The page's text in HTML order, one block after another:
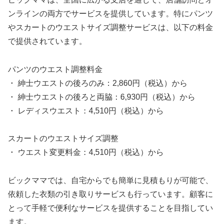
ンラインの両方でサービスを提供しています。特にパンツ
やスカートのウエストサイズ調整サービスは、以下の料金
で提供されています。
パンツのウエスト調整料金
・ 紳士ウエストの後ろのみ：2,860円（税込）から
・ 紳士ウエストの後ろと両脇：6,930円（税込）から
・ レディスウエスト：4,510円（税込）から
スカートのウエストサイズ調整
・ ウエスト変更料金：4,510円（税込）から
ビックママでは、自宅からでも簡単に見積もりが可能で、
依頼した衣類の引き取りサービスも行っています。顧客に
とって手軽で便利なサービスを提供することを目指してい
ます。